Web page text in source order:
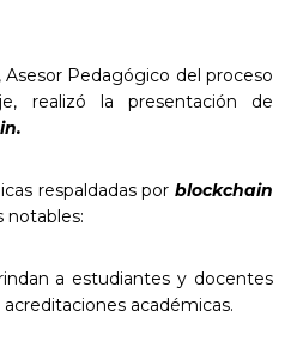
Pedagógico del proceso
realizó la presentación de
.
respaldadas por blockchain
notables:
a estudiantes y docentes
académicas.